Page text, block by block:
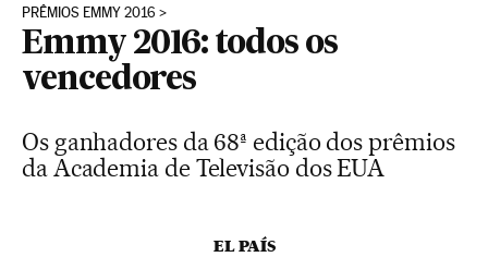
PRÊMIOS EMMY 2016
Emmy 2016: todos os
vencedores
Os ganhadores da 68ª edição dos prêmios
da Academia de Televisão dos EUA
EL PAÍS